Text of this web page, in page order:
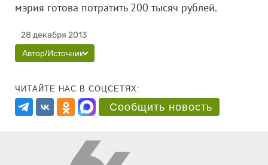
мэрия готова потратить 200 тысяч рублей.
28 декабря 2013
Автор/Источник
ЧИТАЙТЕ НАС В СОЦСЕТЯХ:
Сообщить новость